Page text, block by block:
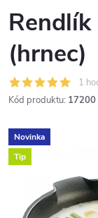
(hrnec)
1
Kód produktu: 17200
Novinka
Tip